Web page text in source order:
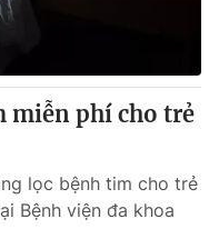
lòng Việt
mình bằng AI
miễn phí cho trẻ
lọc bệnh tim cho trẻ
Bệnh viện đa khoa